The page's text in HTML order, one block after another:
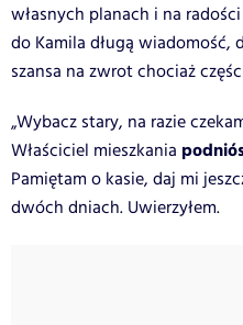
własnych planach i na
do Kamila długą
szansa na zwrot chociaż
„Wybacz stary, na razie
Właściciel mieszkania
Pamiętam o kasie, daj mi
dwóch dniach. Uwierzyłem.